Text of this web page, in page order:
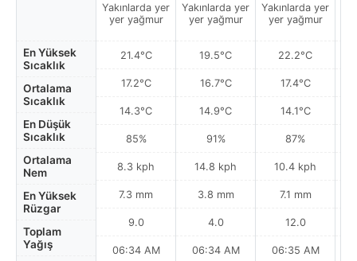
En Yüksek
Sıcaklık
Ortalama
Sıcaklık
En Düşük
Sıcaklık
Ortalama
Nem
En Yüksek
Rüzgar
Toplam
Yağış
Yakınlarda yer
yer yağmur
21.4°C
17.2°C
14.3°C
85%
8.3 kph
7.3 mm
9.0
06:34 AM
Yakınlarda yer
yer yağmur
19.5°C
16.7°C
14.9°C
91%
14.8 kph
3.8 mm
4.0
06:34 AM
Yakınlarda yer
yer yağmur
22.2°C
17.4°C
14.1°C
87%
10.4 kph
7.1 mm
12.0
06:35 AM